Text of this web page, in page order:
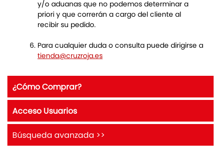
y/o aduanas que no podemos determinar a
priori y que correrán a cargo del cliente al
recibir su pedido.
Para cualquier duda o consulta puede dirigirse a
tienda@cruzroja.es
¿Cómo Comprar?
Acceso Usuarios
Búsqueda avanzada >>